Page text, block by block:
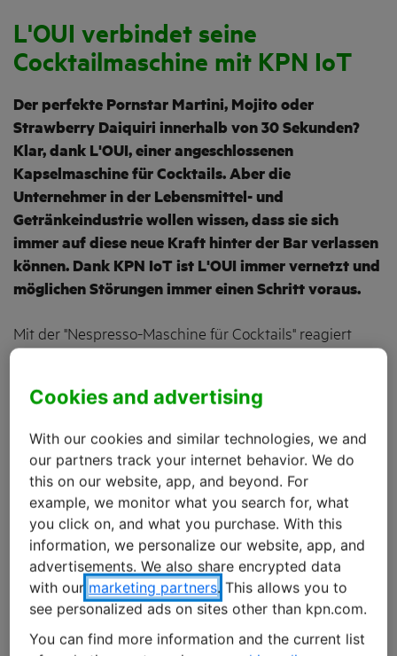
L'OUI verbindet seine
Cocktailmaschine mit KPN IoT
Der perfekte Pornstar Martini, Mojito oder
Strawberry Daiquiri innerhalb von 30 Sekunden?
Klar, dank L'OUI, einer angeschlossenen
Kapselmaschine für Cocktails. Aber die
Unternehmer in der Lebensmittel- und
Getränkeindustrie wollen wissen, dass sie sich
immer auf diese neue Kraft hinter der Bar verlassen
können. Dank KPN IoT ist L'OUI immer vernetzt und
möglichen Störungen immer einen Schritt voraus.
Mit der "Nespresso-Maschine für Cocktails" reagiert
Restaurants. "Der Cocktailmarkt wächst rasant und
Koeyer, der zusammen mit Daan Gijbels L'OUI auf den
Markt gebracht hat.
Für Unternehmer im Lebensmittel- und Getränkesektor
bietet diese Entwicklung gute Chancen. Cocktails
haben eine höhere Gewinnspanne als z. B. Bier und
alkoholfreie Getränke. Mehr Cocktails bedeuten mehr
Umsatz. "Aber hinter der Theke können sie die
steigende Nachfrage nach Cocktails nicht bewältigen",
Cookies and advertising
With our cookies and similar technologies, we and
our partners track your internet behavior. We do
this on our website, app, and beyond. For
example, we monitor what you search for, what
you click on, and what you purchase. With this
information, we personalize our website, app, and
advertisements. We also share encrypted data
with our marketing partners. This allows you to
see personalized ads on sites other than kpn.com.
You can find more information and the current list